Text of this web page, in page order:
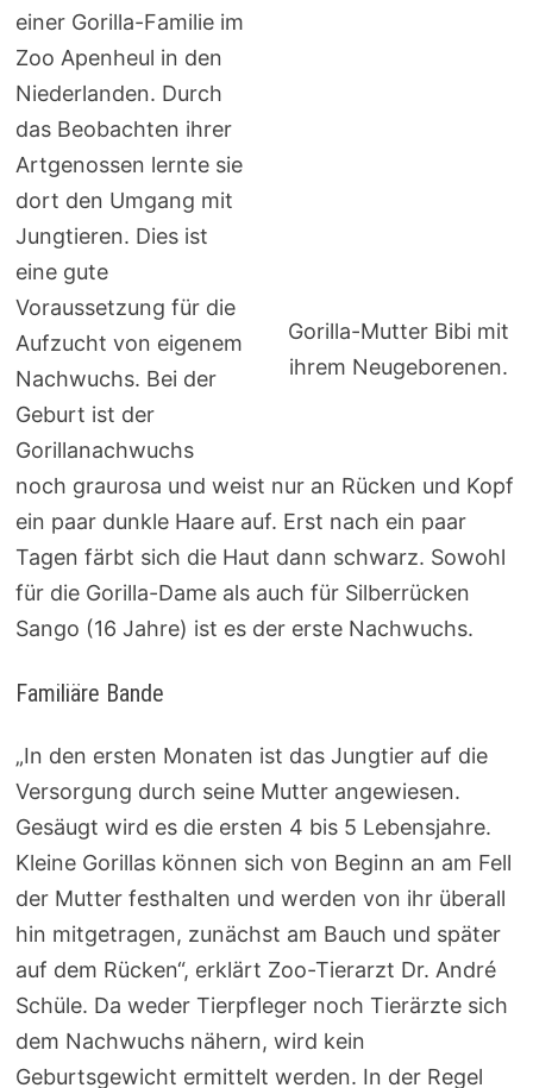
Gorilla-Mutter Bibi mit
ihrem Neugeborenen.
einer Gorilla-Familie im
Zoo Apenheul in den
Niederlanden. Durch
das Beobachten ihrer
Artgenossen lernte sie
dort den Umgang mit
Jungtieren. Dies ist
eine gute
Voraussetzung für die
Aufzucht von eigenem
Nachwuchs. Bei der
Geburt ist der
Gorillanachwuchs
noch graurosa und weist nur an Rücken und Kopf
ein paar dunkle Haare auf. Erst nach ein paar
Tagen färbt sich die Haut dann schwarz. Sowohl
für die Gorilla-Dame als auch für Silberrücken
Sango (16 Jahre) ist es der erste Nachwuchs.
Familiäre Bande
„In den ersten Monaten ist das Jungtier auf die
Versorgung durch seine Mutter angewiesen.
Gesäugt wird es die ersten 4 bis 5 Lebensjahre.
Kleine Gorillas können sich von Beginn an am Fell
der Mutter festhalten und werden von ihr überall
hin mitgetragen, zunächst am Bauch und später
auf dem Rücken“, erklärt Zoo-Tierarzt Dr. André
Schüle. Da weder Tierpfleger noch Tierärzte sich
dem Nachwuchs nähern, wird kein
Geburtsgewicht ermittelt werden. In der Regel